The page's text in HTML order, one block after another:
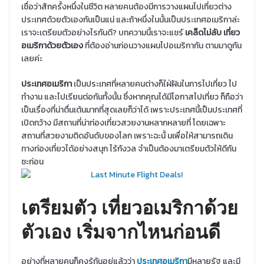
เชื่อว่าสักครั้งหนึ่งในชีวิต หลายคนต้องมีการวางแผนไปเที่ยวต่าง
ประเทศด้วยตัวเองกันเป็นแน่ และถ้าหนึ่งในนั้นเป็นประเทศอเมริกาล่ะ
เราจะเตรียมตัวอย่างไรกันดี? บทความนี้เราจะแชร์เคล็ดไม่ลับเที่ยว
อเมริกาด้วยตัวเองที่ต้องอ่านก่อนวางแผนไปอเมริกากัน ตามมาดูกัน
เลยค่ะ
ประเทศอเมริกาเป็นประเทศที่หลายคนต่างก็ใฝ่ฝันในการไปเที่ยว ไป
ทำงาน และไปเรียนต่อกันทั้งนั้น ซึ่งหากคุณได้มีโอกาสไปเที่ยว ก็ถือว่า
เป็นเรื่องที่น่าตื่นเต้นมากที่สุดเลยก็ว่าได้ เพราะประเทศนี้เป็นประเทศที่
เปิดกว้าง มีสถานที่น่าท่องเที่ยวสวยงานหลากหลายที่ โดยเฉพาะ
สถานที่สวยงามติดอันดับของโลก เพราะฉะนั้ นเพื่อให้สามารถเดิน
ทางท่องเที่ยวได้อย่างสนุก ไร้กังวล จำเป็นต้องมาเตรียมตัวให้ดีกัน
ซะก่อน
เตรียมตัว เที่ยวอเมริกาด้วย
ตัวเอง เริ่มจากไหนก่อนดี
อย่างที่หลายคนก็คงรู้กันอยู่แล้วว่าประเทศอเมริกามีหลายรัฐ และมี